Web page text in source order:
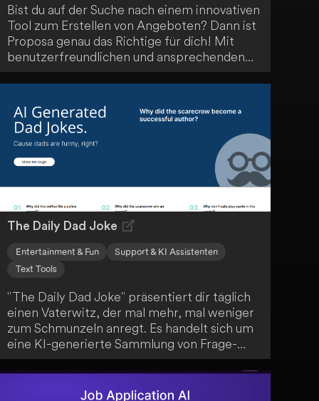
Bist du auf der Suche nach einem innovativen
Tool zum Erstellen von Angeboten? Dann ist
Proposa genau das Richtige für dich! Mit
benutzerfreundlichen und ansprechenden
Designvorlagen sowie KI-gestützter
Texterstellung kannst du in etwa 20 Minuten
dein nächstes Angebot erstellen und
versenden. Dank unbegrenztem
Dokumentenupload und elektronischer
Unterschriftenfunktion ist Proposa die
perfekte Lösung für deine
The Daily Dad Joke
Entertainment & Fun
Support & KI Assistenten
Text Tools
"The Daily Dad Joke" präsentiert dir täglich
einen Vaterwitz, der mal mehr, mal weniger
zum Schmunzeln anregt. Es handelt sich um
eine KI-generierte Sammlung von Frage-
Antwort-Witzen, die das klassische "Dad-
Joke"-Format nachahmen. Die Künstliche
Intelligenz imitiert dabei einen Vater, um dir